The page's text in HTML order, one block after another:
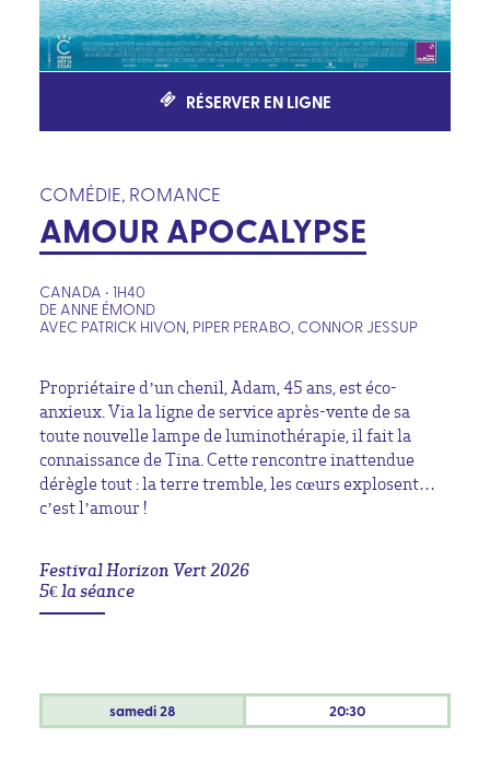
RÉSERVER EN LIGNE
COMÉDIE, ROMANCE
AMOUR APOCALYPSE
CANADA • 1H40
DE ANNE ÉMOND
AVEC PATRICK HIVON, PIPER PERABO, CONNOR JESSUP
Propriétaire d’un chenil, Adam, 45 ans, est éco-
anxieux. Via la ligne de service après-vente de sa
toute nouvelle lampe de luminothérapie, il fait la
connaissance de Tina. Cette rencontre inattendue
dérègle tout : la terre tremble, les cœurs explosent…
c’est l’amour !
Festival Horizon Vert 2026
5€ la séance
samedi28 20:30